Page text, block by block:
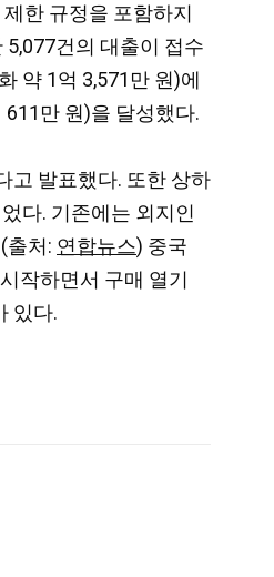
한 규정을 포함하지
건의 대출이 접수
약 1억 3,571만 원)에
만 원)을 달성했다.
고 발표했다. 또한 상하
다. 기존에는 외지인
출처: 연합뉴스) 중국
작하면서 구매 열기
있다.